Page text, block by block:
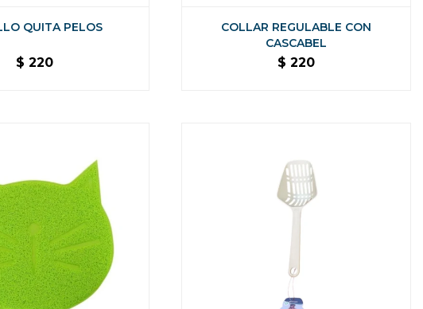
QUITA PELOS
$ 220
COLLAR REGULABLE CON
CASCABEL
$ 220